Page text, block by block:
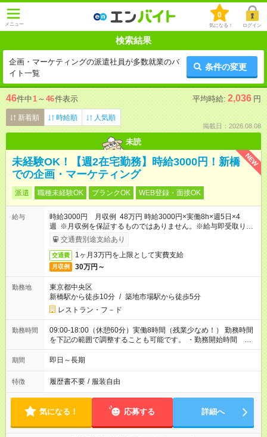
メニュー
0
気になる！ ログイン
検索結果
企画・マーケティングの派遣社員が多数就業のバ
イト一覧
条件の変更
46件中1 ～ 46件表示 平均時給: 2,036 円
新着順 時給順 人気順
掲載日：2026.08.08
未読
NEW
未経験OK！【週2在宅勤務】時給3000円！新橋
での企画・マーケティング
派遣 職種未経験OK ブランクOK WEB登録・面接OK
給与
時給3000円 月収例 48万円 時給3000円×実働8h×週5日×4
週 ※月収例を保証するものではありません。※給与即受取りサ
ービス利用可（利用条件有）
交通費別途支給あり
交通費 1ヶ月3万円を上限として実費支給
月収例 30万円～
勤務地
東京都中央区
新橋駅から徒歩10分 / 築地市場駅から徒歩5分
レストラン・フ－ド
勤務時間
09:00-18:00（休憩60分）実働8時間（残業少なめ！） 勤務時間
を下記の範囲で調整することも可能です。 ・勤務開始時間
09:00～10:00 ・勤務終了時間 17:00～18:00 ・実働 07:00～
08:00
期間 即日～長期
特徴 履歴書不要 / 服装自由
気になる！ 応募する 詳細へ